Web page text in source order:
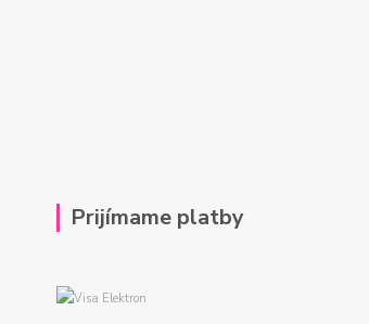
Prijímame platby